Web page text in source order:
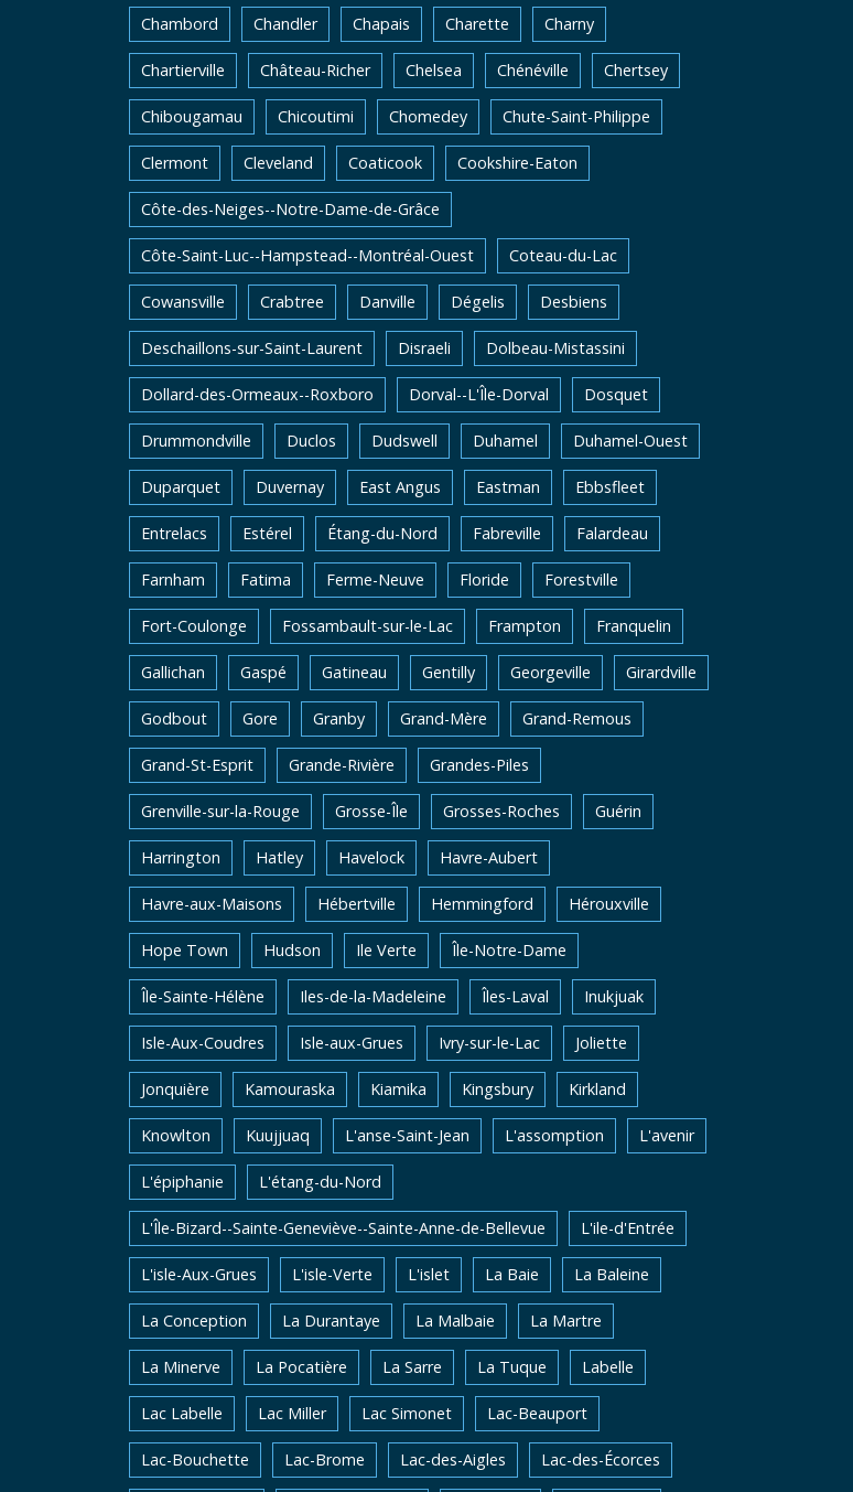
Chambord Chandler Chapais Charette Charny
Chartierville Château-Richer Chelsea Chénéville Chertsey
Chibougamau Chicoutimi Chomedey Chute-Saint-Philippe
Clermont Cleveland Coaticook Cookshire-Eaton
Côte-des-Neiges--Notre-Dame-de-Grâce
Côte-Saint-Luc--Hampstead--Montréal-Ouest Coteau-du-Lac
Cowansville Crabtree Danville Dégelis Desbiens
Deschaillons-sur-Saint-Laurent Disraeli Dolbeau-Mistassini
Dollard-des-Ormeaux--Roxboro Dorval--L'Île-Dorval Dosquet
Drummondville Duclos Dudswell Duhamel Duhamel-Ouest
Duparquet Duvernay East Angus Eastman Ebbsfleet
Entrelacs Estérel Étang-du-Nord Fabreville Falardeau
Farnham Fatima Ferme-Neuve Floride Forestville
Fort-Coulonge Fossambault-sur-le-Lac Frampton Franquelin
Gallichan Gaspé Gatineau Gentilly Georgeville Girardville
Godbout Gore Granby Grand-Mère Grand-Remous
Grand-St-Esprit Grande-Rivière Grandes-Piles
Grenville-sur-la-Rouge Grosse-Île Grosses-Roches Guérin
Harrington Hatley Havelock Havre-Aubert
Havre-aux-Maisons Hébertville Hemmingford Hérouxville
Hope Town Hudson Ile Verte Île-Notre-Dame
Île-Sainte-Hélène Iles-de-la-Madeleine Îles-Laval Inukjuak
Isle-Aux-Coudres Isle-aux-Grues Ivry-sur-le-Lac Joliette
Jonquière Kamouraska Kiamika Kingsbury Kirkland
Knowlton Kuujjuaq L'anse-Saint-Jean L'assomption L'avenir
L'épiphanie L'étang-du-Nord
L'Île-Bizard--Sainte-Geneviève--Sainte-Anne-de-Bellevue L'ile-d'Entrée
L'isle-Aux-Grues L'isle-Verte L'islet La Baie La Baleine
La Conception La Durantaye La Malbaie La Martre
La Minerve La Pocatière La Sarre La Tuque Labelle
Lac Labelle Lac Miller Lac Simonet Lac-Beauport
Lac-Bouchette Lac-Brome Lac-des-Aigles Lac-des-Écorces